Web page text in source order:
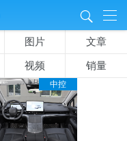
8
图片 文章
视频 销量
中控